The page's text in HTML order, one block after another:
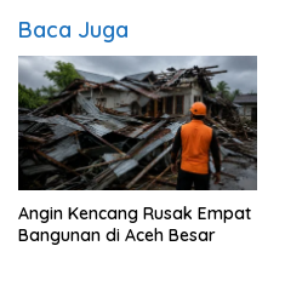
Baca Juga
Angin Kencang Rusak Empat
Bangunan di Aceh Besar